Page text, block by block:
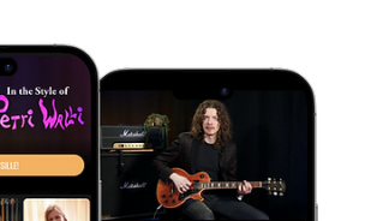
Kokeile Ilmaiseksi